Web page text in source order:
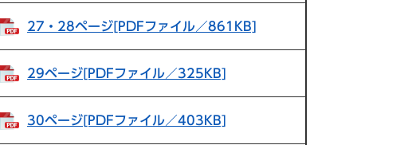
27・28ページ[PDFファイル／861KB]
29ページ[PDFファイル／325KB]
30ページ[PDFファイル／403KB]